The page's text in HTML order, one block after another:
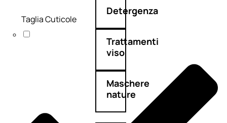
Detergenza
Trattamenti
viso
Maschere
nature
Taglia Cuticole